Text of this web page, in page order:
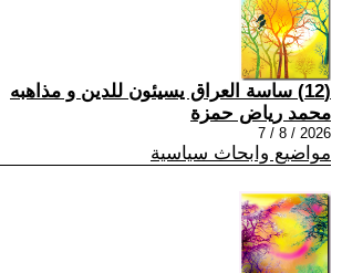
(12) ساسة العراق يسيئون للدين و مذاهبه
محمد رياض حمزة
2026 / 8 / 7
مواضيع وابحاث سياسية